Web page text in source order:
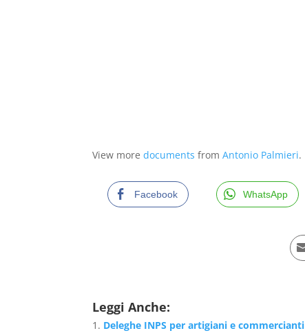
View moredocuments fromAntonio Palmieri.
Facebook WhatsApp
Leggi Anche:
Deleghe INPS per artigiani e commercianti